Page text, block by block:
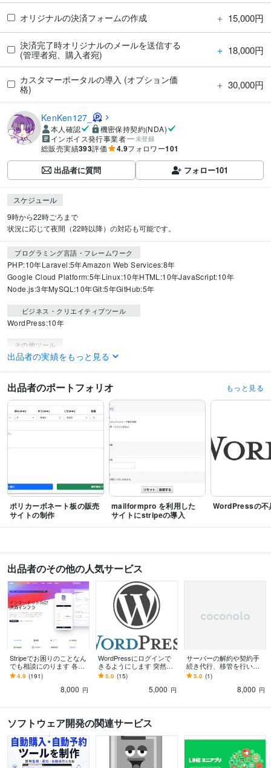
オリジナルの決済フォームの作成 ＋ 15,000円
決済完了時オリジナルのメールを送信する
(管理者宛、購入者宛)
＋ 18,000円
カスタマーポータルの導入 (オプション価
格)
＋ 30,000円
KenKen127_
本人確認
機密保持契約(NDA)
インボイス発行事業者
未登録
総販売実績393評価 4.9フォロワー101
出品者に質問 フォロー101
スケジュール
9時から22時ごろまで
状況に応じて夜間（22時以降）の対応も可能です。
プログラミング言語・フレームワーク
PHP:10年Laravel:5年Amazon Web Services:8年
Google Cloud Platform:5年Linux:10年HTML:10年JavaScript:10年
Node.js:3年MySQL:10年Git:5年GitHub:5年
ビジネス・クリエイティブツール
WordPress:10年
その他ツール
Stripe:9年保守業務:12年
Web制作・HP作成・EC構築 WordPressに関するあらゆる事
IT
IT相談・システム開発 オンライン決済に関するプログラミング
に関する保守作業等
語学力
英語 日常会話レベル
出品者の実績をもっと見る
出品者のポートフォリオ もっと見る
ポリカーボネート板の販売
サイトの制作
mailformpro を利用した
サイトにstripeの導入
WordPressの不
出品者のその他の人気サービス
Stripeでお困りのことなん
でも相談にのります 各種
設定、サブスク、領収
書、クレジットカード等
4.9 (191)
8,000 円
WordPressにログインで
きるようにします 突然Wo
rdPressにログインができ
なくなったあなたに
5.0 (15)
5,000 円
サーバーの解約や契約手
続き代行、移管を行いま
す サイトのデータ、メー
ルのデータ、ドメイン移
管なんでもおまかせ
5.0 (1)
8,000 円
ソフトウェア開発の関連サービス